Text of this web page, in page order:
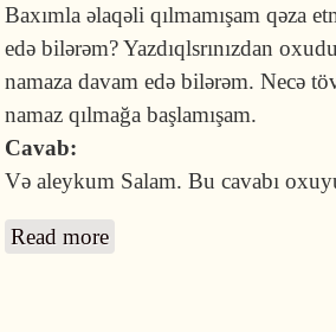
Baxımla əlaqəli qılmamışam qəza
edə bilərəm? Yazdıqlsrınızdan
namaza davam edə bilərəm. Necə
namaz qılmağa başlamışam.
Cavab:
Və aleykum Salam. Bu cavabı
Read more